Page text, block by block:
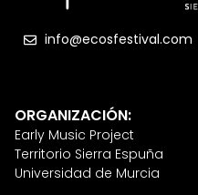
info@ecosfestival.com
ORGANIZACIÓN:
Early Music Project
Territorio Sierra Espuña
Universidad de Murcia